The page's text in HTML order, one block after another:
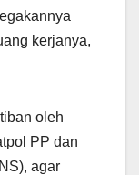
kerjanya,
oleh
PP dan
agar